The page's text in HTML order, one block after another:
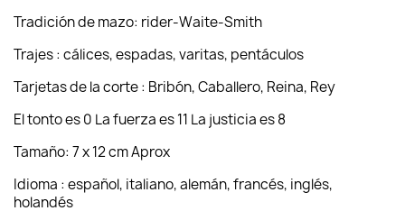
Tradición de mazo: rider-Waite-Smith
Trajes : cálices, espadas, varitas, pentáculos
Tarjetas de la corte : Bribón, Caballero, Reina, Rey
El tonto es 0 La fuerza es 11 La justicia es 8
Tamaño: 7 x 12 cm Aprox
Idioma : español, italiano, alemán, francés, inglés,
holandés